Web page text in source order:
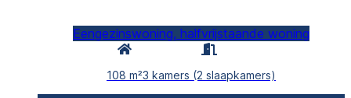
Eengezinswoning, halfvrijstaande woning
108 m²3 kamers (2 slaapkamers)